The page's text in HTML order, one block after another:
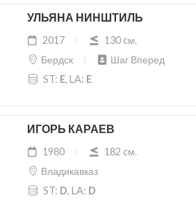
УЛЬЯНА НИНШТИЛЬ
2017
130 cм.
Бердск
Шаг Вперед
ST: E, LA: E
ИГОРЬ КАРАЕВ
1980
182 cм.
Владикавказ
ST: D, LA: D